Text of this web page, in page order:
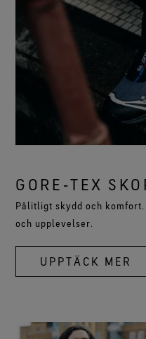
GORE‑TEX
Pålitligt skydd och
och upplevelser.
UPPTÄCK MER